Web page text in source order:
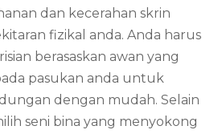
dan kecerahan skrin
fizikal anda. Anda harus
berasaskan awan yang
pasukan anda untuk
dengan mudah. Selain
seni bina yang menyokong